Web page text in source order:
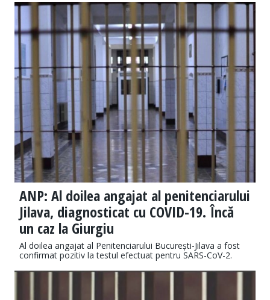
ANP: Al doilea angajat al penitenciarului
Jilava, diagnosticat cu COVID-19. Încă
un caz la Giurgiu
Al doilea angajat al Penitenciarului București-Jilava a fost
confirmat pozitiv la testul efectuat pentru SARS-CoV-2.